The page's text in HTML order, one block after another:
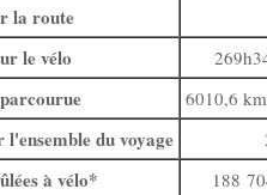
la route
le vélo
6010,6
l'ensemble du voyage
à vélo* 188